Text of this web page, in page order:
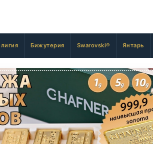
Бижутерия Swarovski® Янтарь